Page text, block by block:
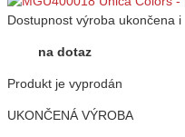
Dostupnost výroba ukončena i
na dotaz
Produkt je vyprodán
UKONČENÁ VÝROBA